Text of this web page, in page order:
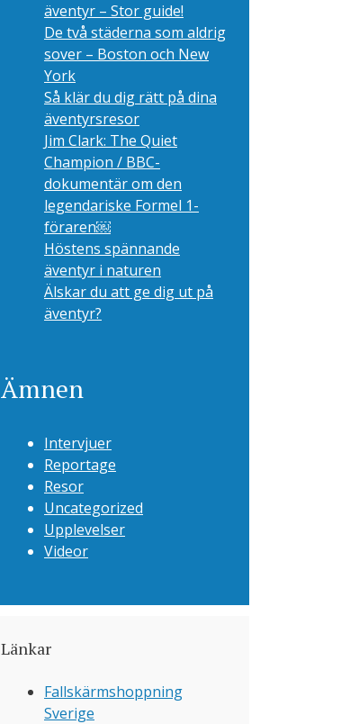
äventyr – Stor guide!
De två städerna som aldrig
sover – Boston och New
York
Så klär du dig rätt på dina
äventyrsresor
Jim Clark: The Quiet
Champion / BBC-
dokumentär om den
legendariske Formel 1-
föraren￼
Höstens spännande
äventyr i naturen
Älskar du att ge dig ut på
äventyr?
Ämnen
Intervjuer
Reportage
Resor
Uncategorized
Upplevelser
Videor
Länkar
Fallskärmshoppning
Sverige